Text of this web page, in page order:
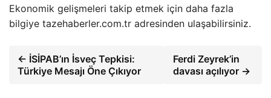
Ekonomik gelişmeleri takip etmek için daha fazla
bilgiye tazehaberler.com.tr adresinden ulaşabilirsiniz.
← İSİPAB’ın İsveç Tepkisi:
Türkiye Mesajı Öne Çıkıyor
Ferdi Zeyrek’in
davası açılıyor →